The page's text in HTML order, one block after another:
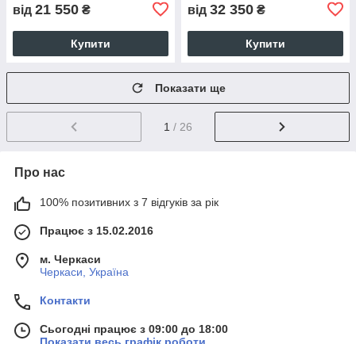
від 21 550 ₴
Купити
від 32 350 ₴
Купити
Показати ще
1 / 26
Про нас
100% позитивних з 7 відгуків за рік
Працює з 15.02.2016
м. Черкаси
Черкаси, Україна
Контакти
Сьогодні працює з 09:00 до 18:00
Показати весь графік роботи